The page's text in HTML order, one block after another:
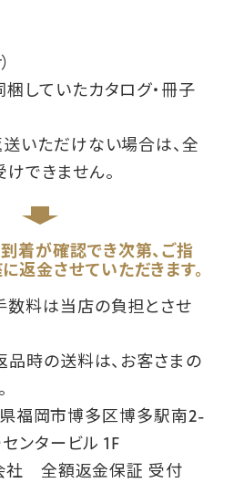
していたカタログ・冊子
いただけない場合は、全
できません。
着が確認でき次第、ご指
返金させていただきます。
数料は当店の負担とさせ
時の送料は、お客さまの
福岡市博多区博多駅南2-
ンタービル 1F
社 全額返金保証 受付